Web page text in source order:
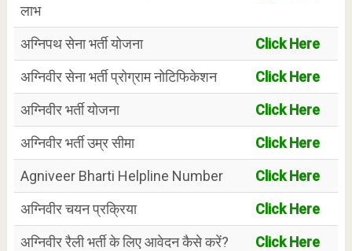
लाभ
अग्निपथ सेना भर्ती योजना
Click Here
अग्निवीर सेना भर्ती प्रोग्राम नोटिफिकेशन
Click Here
अग्निवीर भर्ती योजना
Click Here
अग्निवीर भर्ती उम्र सीमा
Click Here
Agniveer Bharti Helpline Number
Click Here
अग्निवीर चयन प्रक्रिया
Click Here
अग्निवीर रैली भर्ती के लिए आवेदन कैसे करें?
Click Here